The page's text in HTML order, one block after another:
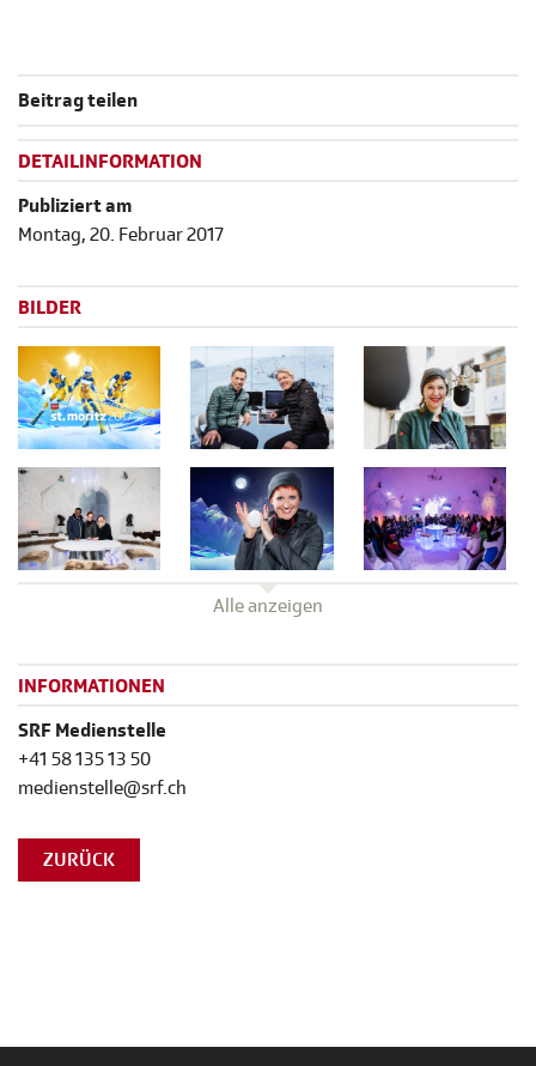
Beitrag teilen
DETAILINFORMATION
Publiziert am
Montag, 20. Februar 2017
BILDER
Alle anzeigen
INFORMATIONEN
SRF Medienstelle
+41 58 135 13 50
medienstelle@srf.ch
ZURÜCK